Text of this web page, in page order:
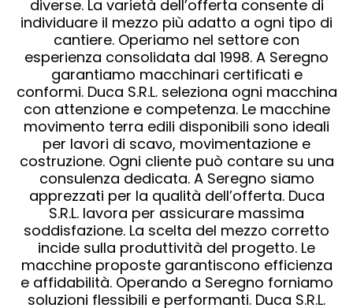
diverse. La varietà dell’offerta consente di
individuare il mezzo più adatto a ogni tipo di
cantiere. Operiamo nel settore con
esperienza consolidata dal 1998. A Seregno
garantiamo macchinari certificati e
conformi. Duca S.R.L. seleziona ogni macchina
con attenzione e competenza. Le macchine
movimento terra edili disponibili sono ideali
per lavori di scavo, movimentazione e
costruzione. Ogni cliente può contare su una
consulenza dedicata. A Seregno siamo
apprezzati per la qualità dell’offerta. Duca
S.R.L. lavora per assicurare massima
soddisfazione. La scelta del mezzo corretto
incide sulla produttività del progetto. Le
macchine proposte garantiscono efficienza
e affidabilità. Operando a Seregno forniamo
soluzioni flessibili e performanti. Duca S.R.L.